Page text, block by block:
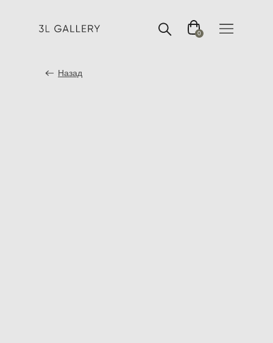
0
Назад